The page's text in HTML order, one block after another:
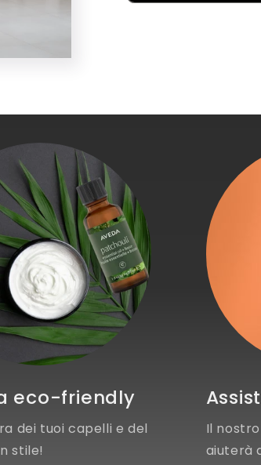
eco-friendly
dei tuoi capelli e del
stile!
Il
aiuterà